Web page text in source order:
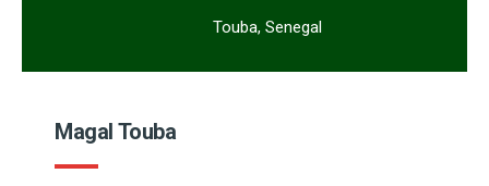
Touba, Senegal
Magal Touba